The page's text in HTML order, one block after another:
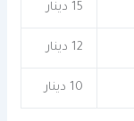
15 دينار
12 دينار
10 دينار